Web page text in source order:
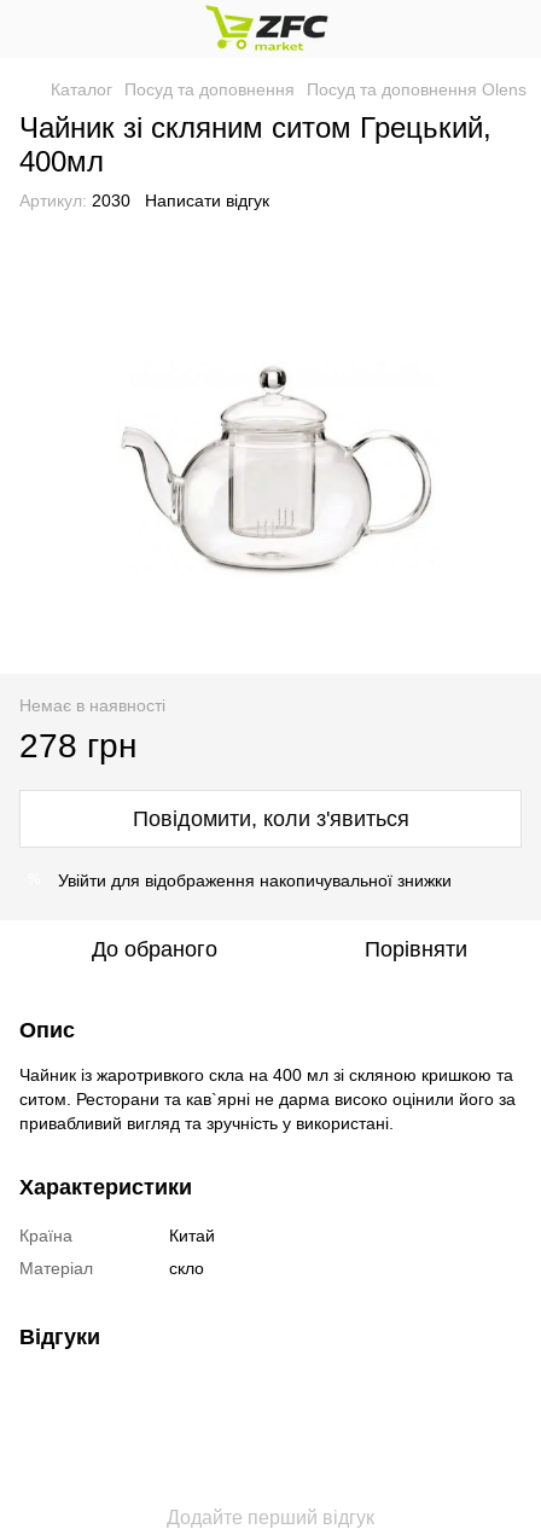
Каталог Посуд та доповнення Посуд та доповнення Olens
Чайник зі скляним ситом Грецький,
400мл
Артикул: 2030 Написати відгук
Немає в наявності
278 грн
Повідомити, коли з'явиться
Увійти для відображення накопичувальної знижки
До обраного Порівняти
Опис
Чайник із жаротривкого скла на 400 мл зі скляною кришкою та
ситом. Ресторани та кав`ярні не дарма високо оцінили його за
привабливий вигляд та зручність у використані.
Характеристики
Країна
Китай
Матеріал
скло
Відгуки
Додайте перший відгук